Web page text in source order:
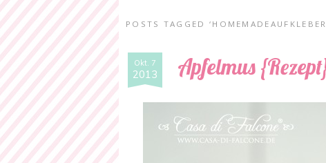
POSTS TAGGED
Okt. 7
2013 Apfelmus